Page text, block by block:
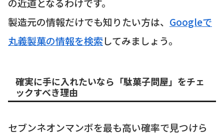
の近道となるわけです。
製造元の情報だけでも知りたい方は、 Googleで
丸義製菓の情報を検索してみましょう。
確実に手に入れたいなら「駄菓子問屋」をチェ
ックすべき理由
セブンネオンマンボを最も高い確率で見つけら